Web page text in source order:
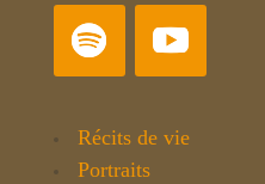
Récits de vie
Portraits